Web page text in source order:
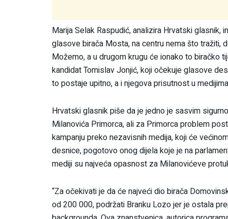
Marija Selak Raspudić, analizira Hrvatski
glasove birača Mosta, na centru nema što tražiti,
Možemo, a u drugom krugu će ionako to biračko
kandidat Tomislav Jonjić, koji očekuje glasove
to postaje upitno, a i njegova prisutnost u
Hrvatski glasnik piše da je jedno je sasvim
Milanovića Primorca, ali za Primorca problem
kampanju preko nezavisnih medija, koji će
desnice, pogotovo onog dijela koje je na
mediji su najveća opasnost za Milanovićeve
“Za očekivati je da će najveći dio birača
od 200 000, podržati Branku Lozo jer je ostala